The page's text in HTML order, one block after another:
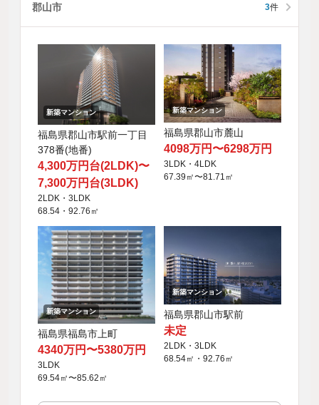
郡山市 3件
新築マンション
福島県郡山市駅前一丁目
378番(地番)
4,300万円台(2LDK)〜
7,300万円台(3LDK)
2LDK・3LDK
68.54・92.76㎡
新築マンション
福島県郡山市麓山
4098万円〜6298万円
3LDK・4LDK
67.39㎡〜81.71㎡
新築マンション
福島県福島市上町
4340万円〜5380万円
3LDK
69.54㎡〜85.62㎡
新築マンション
福島県郡山市駅前
未定
2LDK・3LDK
68.54㎡・92.76㎡